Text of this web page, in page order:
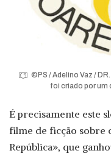
©PS / Adelino Vaz /
foi criado por um
É precisamente este
filme de ficção sobre
República», que